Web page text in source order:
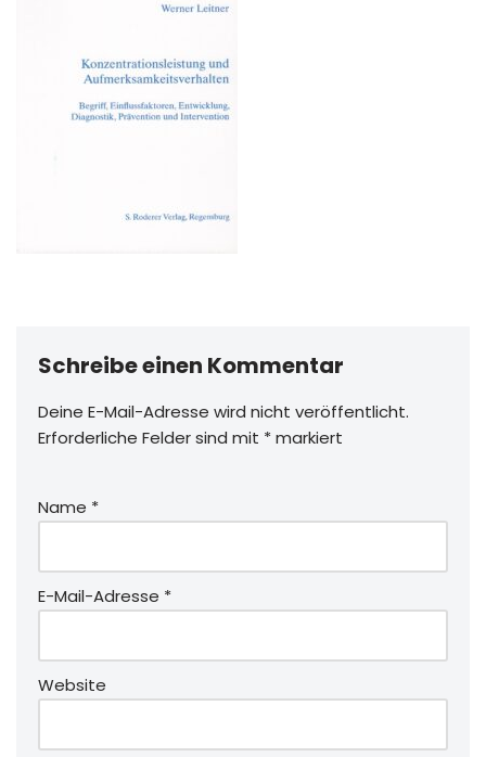
Schreibe einen Kommentar
Deine E-Mail-Adresse wird nicht veröffentlicht.
Erforderliche Felder sind mit *markiert
Name *
E-Mail-Adresse *
Website